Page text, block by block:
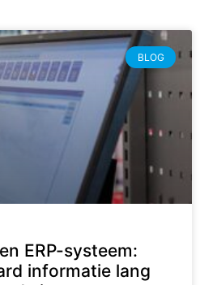
BLOG
ERP-systeem:
informatie lang